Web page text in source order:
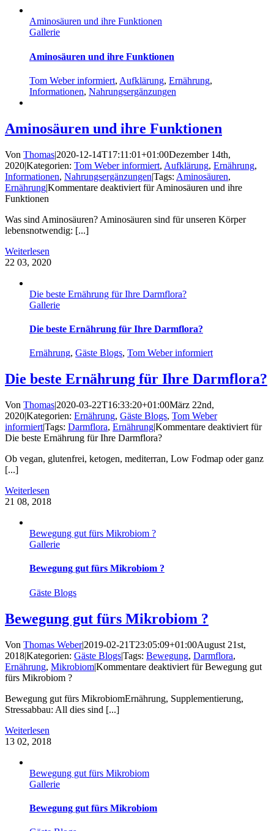
Aminosäuren und ihre Funktionen
Gallerie
Aminosäuren und ihre Funktionen
Tom Weber informiert, Aufklärung, Ernährung,
Informationen, Nahrungsergänzungen
Aminosäuren und ihre Funktionen
Von Thomas|2020-12-14T17:11:01+01:00Dezember 14th,
2020|Kategorien: Tom Weber informiert, Aufklärung, Ernährung,
Informationen, Nahrungsergänzungen|Tags: Aminosäuren,
Ernährung|Kommentare deaktiviert für Aminosäuren und ihre
Funktionen
Was sind Aminosäuren? Aminosäuren sind für unseren Körper
lebensnotwendig: [...]
Weiterlesen
22 03, 2020
Die beste Ernährung für Ihre Darmflora?
Gallerie
Die beste Ernährung für Ihre Darmflora?
Ernährung, Gäste Blogs, Tom Weber informiert
Die beste Ernährung für Ihre Darmflora?
Von Thomas|2020-03-22T16:33:20+01:00März 22nd,
2020|Kategorien: Ernährung, Gäste Blogs, Tom Weber
informiert|Tags: Darmflora, Ernährung|Kommentare deaktiviert für
Die beste Ernährung für Ihre Darmflora?
Ob vegan, glutenfrei, ketogen, mediterran, Low Fodmap oder ganz
[...]
Weiterlesen
21 08, 2018
Bewegung gut fürs Mikrobiom ?
Gallerie
Bewegung gut fürs Mikrobiom ?
Gäste Blogs
Bewegung gut fürs Mikrobiom ?
Von Thomas Weber|2019-02-21T23:05:09+01:00August 21st,
2018|Kategorien: Gäste Blogs|Tags: Bewegung, Darmflora,
Ernährung, Mikrobiom|Kommentare deaktiviert für Bewegung gut
fürs Mikrobiom ?
Bewegung gut fürs MikrobiomErnährung, Supplementierung,
Stressabbau: All dies sind [...]
Weiterlesen
13 02, 2018
Bewegung gut fürs Mikrobiom
Gallerie
Bewegung gut fürs Mikrobiom